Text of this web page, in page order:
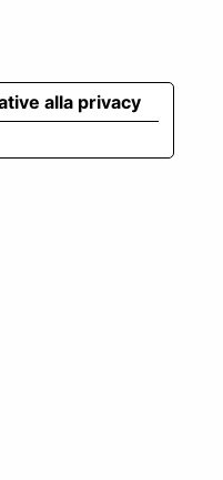
alla privacy